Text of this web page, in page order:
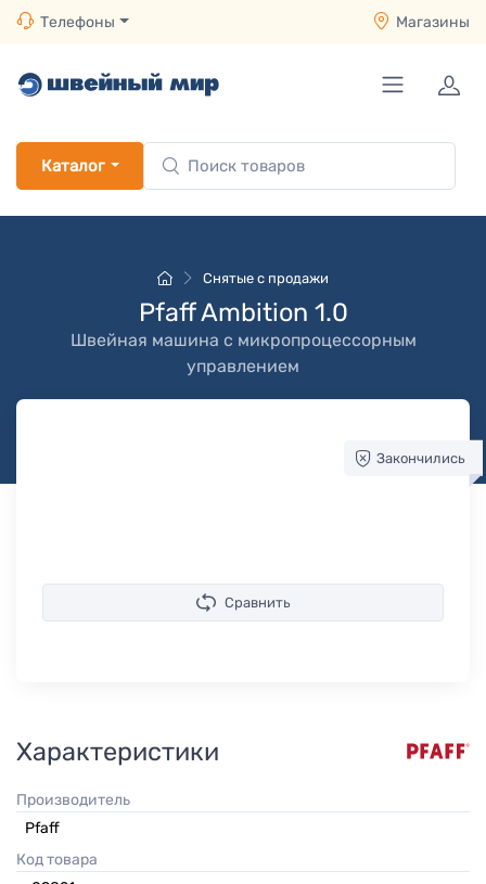
Телефоны Магазины
Каталог
Снятые с продажи
Pfaff Ambition 1.0
Швейная машина с микропроцессорным
управлением
Закончились
Сравнить
Характеристики
Производитель
Pfaff
Код товара